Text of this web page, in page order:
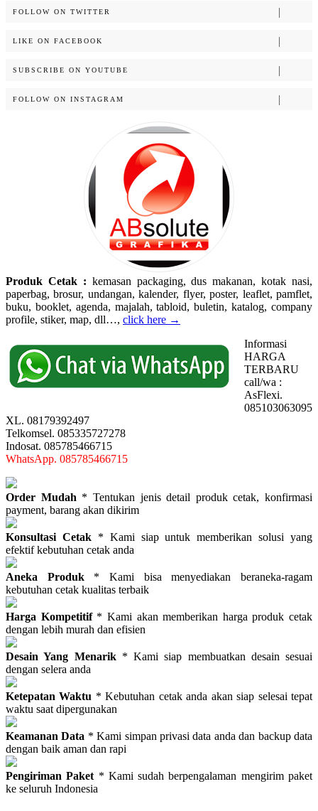
FOLLOW ON TWITTER
LIKE ON FACEBOOK
SUBSCRIBE ON YOUTUBE
FOLLOW ON INSTAGRAM
Produk Cetak : kemasan packaging, dus makanan, kotak nasi,
paperbag, brosur, undangan, kalender, flyer, poster, leaflet, pamflet,
buku, booklet, agenda, majalah, tabloid, buletin, katalog, company
profile, stiker, map, dll…, click here →
Informasi
HARGA
TERBARU
call/wa :
AsFlexi.
085103063095
XL. 08179392497
Telkomsel. 085335727278
Indosat. 085785466715
WhatsApp. 085785466715
Order Mudah * Tentukan jenis detail produk cetak, konfirmasi
payment, barang akan dikirim
Konsultasi Cetak* Kami siap untuk memberikan solusi yang
efektif kebutuhan cetak anda
Aneka Produk * Kami bisa menyediakan beraneka-ragam
kebutuhan cetak kualitas terbaik
Harga Kompetitif* Kami akan memberikan harga produk cetak
dengan lebih murah dan efisien
Desain Yang Menarik* Kami siap membuatkan desain sesuai
dengan selera anda
Ketepatan Waktu * Kebutuhan cetak anda akan siap selesai tepat
waktu saat dipergunakan
Keamanan Data * Kami simpan privasi data anda dan backup data
dengan baik aman dan rapi
Pengiriman Paket * Kami sudah berpengalaman mengirim paket
ke seluruh Indonesia